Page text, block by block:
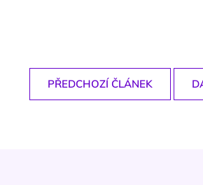
PŘEDCHOZÍ ČLÁNEK